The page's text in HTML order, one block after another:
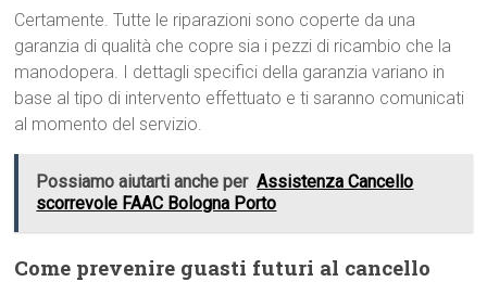
Certamente. Tutte le riparazioni sono coperte da una
garanzia di qualità che copre sia i pezzi di ricambio che la
manodopera. I dettagli specifici della garanzia variano in
base al tipo di intervento effettuato e ti saranno comunicati
al momento del servizio.
Possiamo aiutarti anche per Assistenza Cancello
scorrevole FAAC Bologna Porto
Come prevenire guasti futuri al cancello